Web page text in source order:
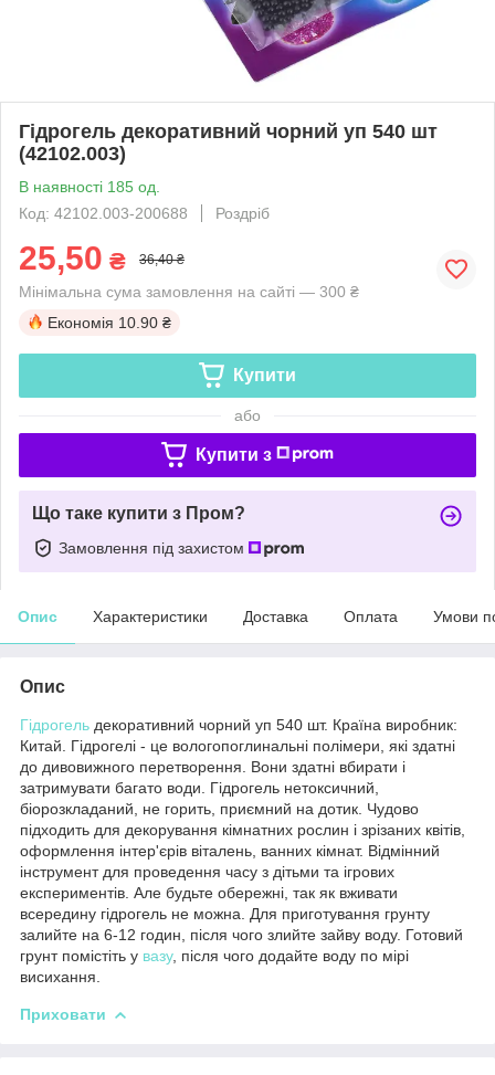
Гідрогель декоративний чорний уп 540 шт
(42102.003)
В наявності 185 од.
Код: 42102.003-200688
Роздріб
25,50 ₴ 36,40 ₴
Мінімальна сума замовлення на сайті — 300 ₴
Економія 10.90 ₴
Купити
або
Купити з
Що таке купити з Пром?
Замовлення під захистом
Опис Характеристики Доставка Оплата Умови
Опис
Гідрогель декоративний чорний уп 540 шт. Країна виробник:
Китай. Гідрогелі - це вологопоглинальні полімери, які здатні
до дивовижного перетворення. Вони здатні вбирати і
затримувати багато води. Гідрогель нетоксичний,
біорозкладаний, не горить, приємний на дотик. Чудово
підходить для декорування кімнатних рослин і зрізаних квітів,
оформлення інтер'єрів віталень, ванних кімнат. Відмінний
інструмент для проведення часу з дітьми та ігрових
експериментів. Але будьте обережні, так як вживати
всередину гідрогель не можна. Для приготування грунту
залийте на 6-12 годин, після чого злийте зайву воду. Готовий
грунт помістіть у вазу, після чого додайте воду по мірі
висихання.
Приховати